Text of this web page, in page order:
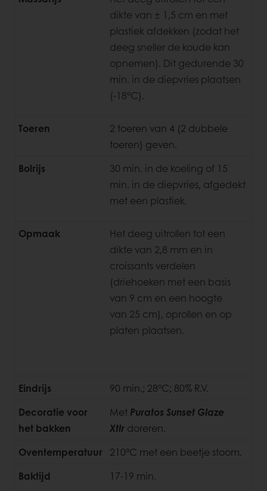
dikte van ± 1,5 cm en met
plastiek afdekken (zodat het
deeg sneller de koude kan
opnemen). Dit gedurende 30
min. in de diepvries plaatsen
(-18°C).
Toeren
2 toeren van 4 (2 dubbele
toeren) geven.
Bolrijs
30 min. in de koeling of 15
min. in de diepvries, afgedekt
met een plastiek.
Opmaak
Het deeg uitrollen tot een
dikte van 2,8 mm en in
croissants verdelen
(driehoeken met een basis
van 9 cm en een hoogte
van 25 cm), oprollen en op
platen plaatsen.
Eindrijs
90 min.; 28°C; 80% R.V.
Decoratie voor
het bakken
Met Puratos Sunset Glaze
Xtlr doreren.
Oventemperatuur
210°C met een beetje stoom.
Baktijd
17-19 min.